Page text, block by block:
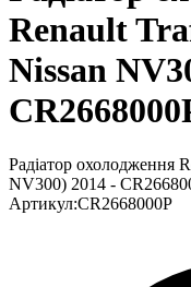
Renault
Nissan
Радіатор охолодження
NV300) 2014 -
Артикул:CR2668000P